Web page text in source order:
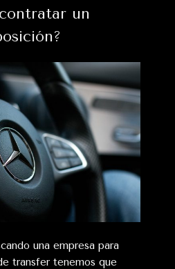
un
una empresa para
transfer tenemos que